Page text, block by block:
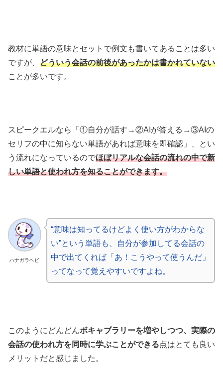
教材に単語の意味とセットで例文も書いてあることは多い
ですが、 どういう会話の前後があったかは書かれていない
ことが多いです。
スピークエルなら「①自分が話す→②AIが答える→③AIの
セリフの中に知らない単語があれば意味を即確認」、とい
う流れになっているのでほぼリアルな会話の流れの中で新
しい単語と使われ方を知ることができます。
ハナガラヘビ
“意味は知ってるけどよく使い方がわからな
い”という単語も、自分が参加してる会話の
中で出てくれば「あ！こうやって使うんだ」
ってなって覚えやすいですよね。
このようにどんどんボキャブラリーを増やしつつ、実際の
会話の使われ方を同時に学ぶことができる点はとても良い
メリットだと感じました。